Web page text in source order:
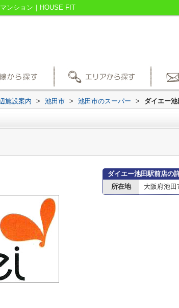
ンション｜HOUSE FIT
施設案内 > 池田市 > 池田市のスーパー > ダイエー
ダイエー池田駅前店の
所在地
大阪府池田